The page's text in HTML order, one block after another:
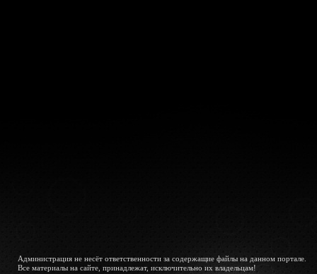
Администрация не несёт ответственности за содержащие файлы на данном портале.
Все материалы на сайте, принадлежат, исключительно их владельцам!